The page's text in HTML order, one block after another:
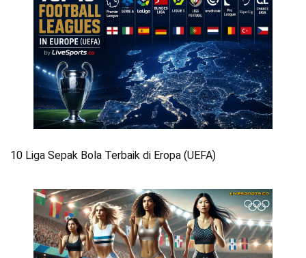
10 Liga Sepak Bola Terbaik di Eropa (UEFA)